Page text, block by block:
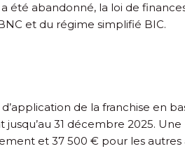
été abandonné, la loi de
et du régime simplifié BIC.
de la franchise en
31 décembre 2025.
et 37 500 € pour les autres